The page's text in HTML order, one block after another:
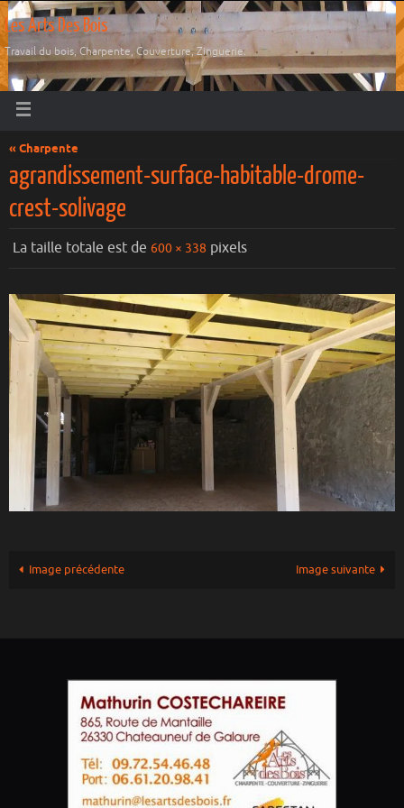
Les Arts Des Bois
Travail du bois, Charpente, Couverture, Zinguerie.
« Charpente
agrandissement-surface-habitable-drome-
crest-solivage
La taille totale est de 600 × 338 pixels
Image précédente Image suivante